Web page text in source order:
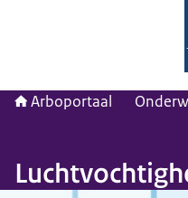
Arboportaal